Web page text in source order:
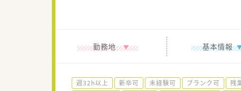
勤務地 基本情報
週32h以上 新卒可 未経験可 ブランク可 残